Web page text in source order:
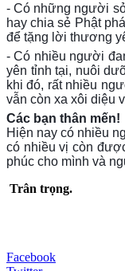
- Có những người
hay chia sẻ Phật
để tặng lời thương
- Có nhiều người
yên tỉnh tại, nuôi
khi đó, rất nhiều
vẫn còn xa xôi diệu
Các bạn thân mến!
Hiện nay có nhiều
có nhiều vị còn
phúc cho mình và
Trân trọng.
Facebook